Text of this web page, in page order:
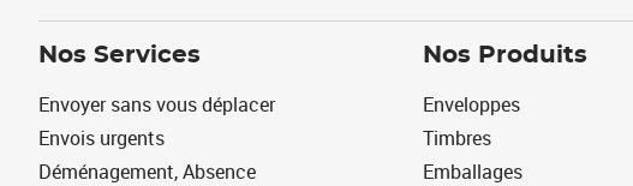
Nos Services
Envoyer sans vous déplacer
Envois urgents
Déménagement, Absence
Nos Produits
Enveloppes
Timbres
Emballages